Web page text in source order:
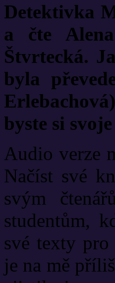
Detektivka
a čte
Štvrtecká.
byla
byste si
Audio verze
Načíst své
svým
studentům,
své texty
je na mě